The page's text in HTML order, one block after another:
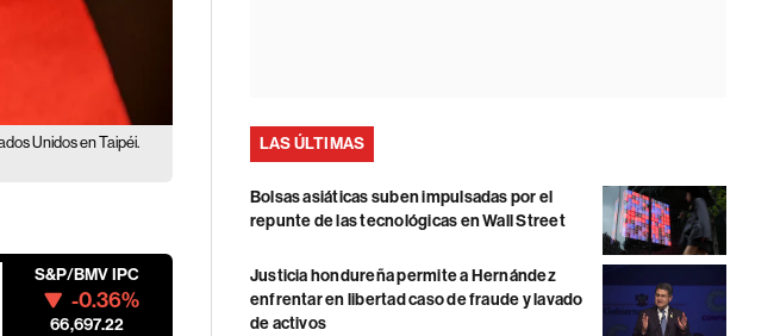
Unidos en Taipéi.
S&P/BMV IPC
-0.36%
66,697.22
LAS ÚLTIMAS
Bolsas asiáticas suben impulsadas por el
repunte de las tecnológicas en Wall Street
Justicia hondureña permite a Hernández
enfrentar en libertad caso de fraude y lavado
de activos